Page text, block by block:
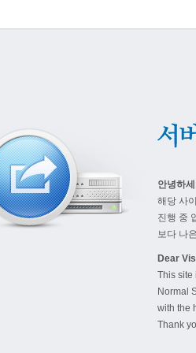
안녕하
해당 사
진행 중
보다 나
Dear
This site
Normal
with the
Thank